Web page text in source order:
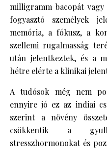
milligramm bacopát
fogyasztó személyek
memória, a fókusz, a
szellemi rugalmasság
után jelentkeztek, és a
hétre elérte a klinikai
A tudósok még nem
ennyire jó ez az indiai
szerint a növény
csökkentik a
stresszhormonokat és